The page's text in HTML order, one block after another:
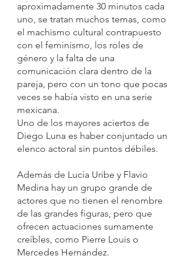
aproximadamente 30 minutos cada
uno, se tratan muchos temas, como
el machismo cultural contrapuesto
con el feminismo, los roles de
género y la falta de una
comunicación clara dentro de la
pareja, pero con un tono que pocas
veces se había visto en una serie
mexicana.
Uno de los mayores aciertos de
Diego Luna es haber conjuntado un
elenco actoral sin puntos débiles.
Además de Lucía Uribe y Flavio
Medina hay un grupo grande de
actores que no tienen el renombre
de las grandes figuras, pero que
ofrecen actuaciones sumamente
creíbles, como Pierre Louis o
Mercedes Hernández.